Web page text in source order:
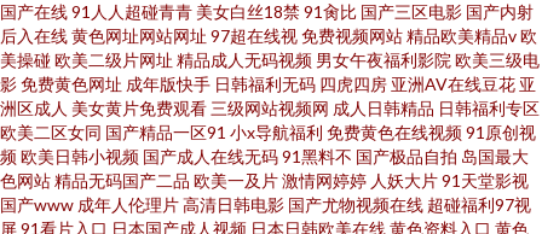
国产在线91人人超碰青青 美女白丝18禁91肏比 国产三区电影 国产内射
后入在线黄色网址网站网址 97超在线视免费视频网站精品欧美精品v欧
美操碰欧美二级片网址 精品成人无码视频 男女午夜福利影院欧美三级电
影免费黄色网址 成年版快手 日韩福利无码 四虎四房 亚洲AV在线豆花 亚
洲区成人 美女黄片免费观看三级网站视频网 成人日韩精品 日韩福利专区
欧美二区女同 国产精品一区91 小x导航福利 免费黄色在线视频91原创视
频欧美日韩小视频 国产成人在线无码91黑料不 国产极品自拍 岛国最大
色网站精品无码国产二品 欧美一及片激情网婷婷 人妖大片91天堂影视
国产www 成年人伦理片高清日韩电影 国产尤物视频在线 超碰福利97视
屏91看片入口 日本国产成人视频 日本日韩欧美在线黄色资料入口 黄色